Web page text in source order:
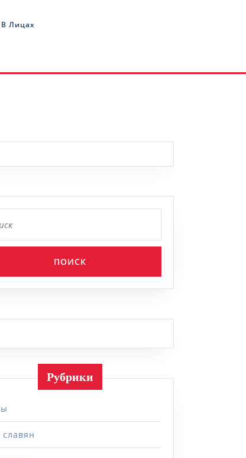
Лицах
Рубрики
славян